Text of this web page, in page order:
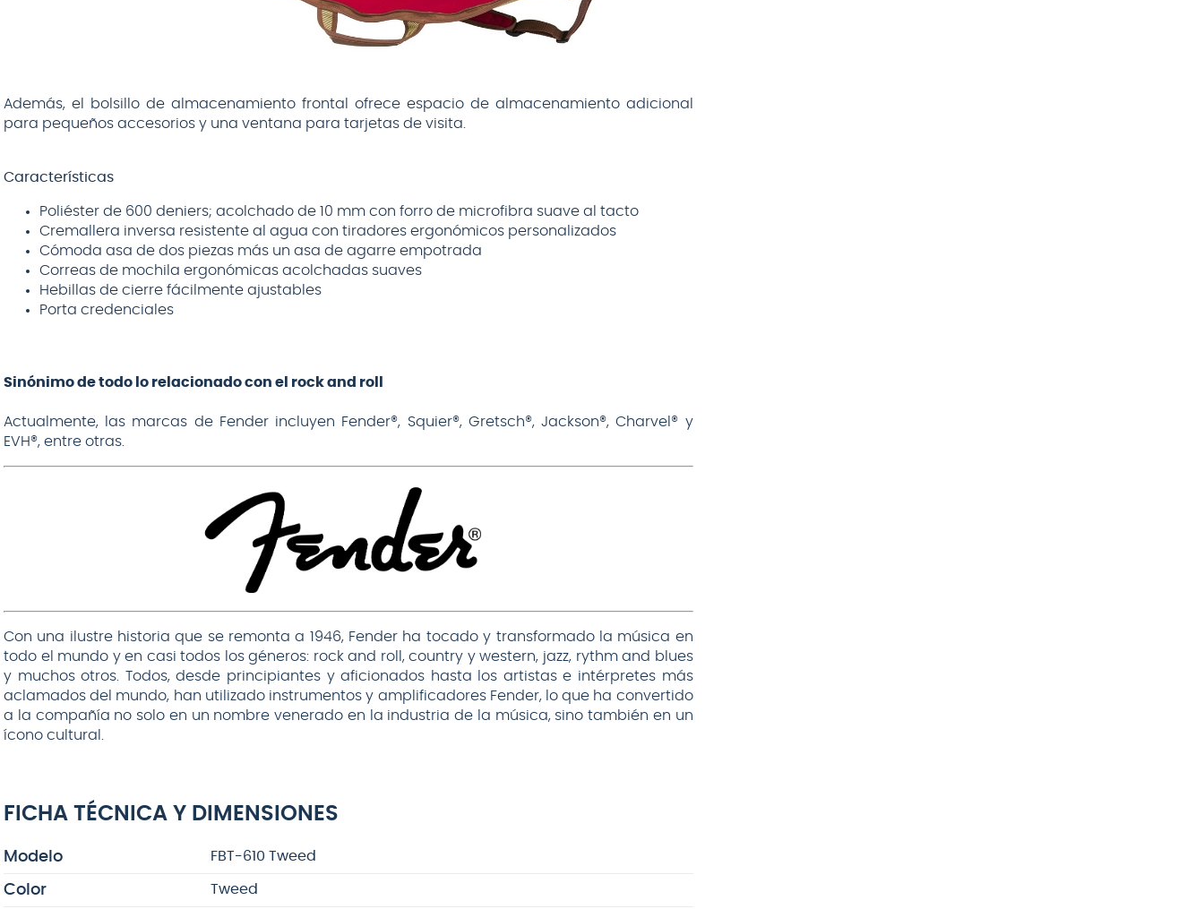
Además, el bolsillo de almacenamiento frontal ofrece espacio de almacenamiento adicional
para pequeños accesorios y una ventana para tarjetas de visita.
Características
Poliéster de 600 deniers; acolchado de 10 mm con forro de microfibra suave al tacto
Cremallera inversa resistente al agua con tiradores ergonómicos personalizados
Cómoda asa de dos piezas más un asa de agarre empotrada
Correas de mochila ergonómicas acolchadas suaves
Hebillas de cierre fácilmente ajustables
Porta credenciales
Sinónimo de todo lo relacionado con el rock and roll
Actualmente, las marcas de Fender incluyen Fender®, Squier®, Gretsch®, Jackson®, Charvel® y
EVH®, entre otras.
Con una ilustre historia que se remonta a 1946, Fender ha tocado y transformado la música en
todo el mundo y en casi todos los géneros: rock and roll, country y western, jazz, rythm and blues
y muchos otros. Todos, desde principiantes y aficionados hasta los artistas e intérpretes más
aclamados del mundo, han utilizado instrumentos y amplificadores Fender, lo que ha convertido
a la compañía no solo en un nombre venerado en la industria de la música, sino también en un
ícono cultural.
FICHA TÉCNICA Y DIMENSIONES
Modelo FBT-610 Tweed
Color Tweed